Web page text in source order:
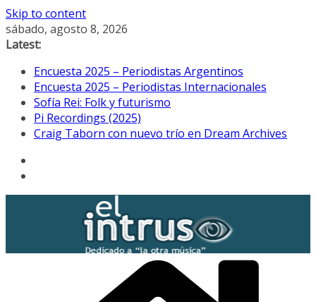
Skip to content
sábado, agosto 8, 2026
Latest:
Encuesta 2025 – Periodistas Argentinos
Encuesta 2025 – Periodistas Internacionales
Sofía Rei: Folk y futurismo
Pi Recordings (2025)
Craig Taborn con nuevo trío en Dream Archives